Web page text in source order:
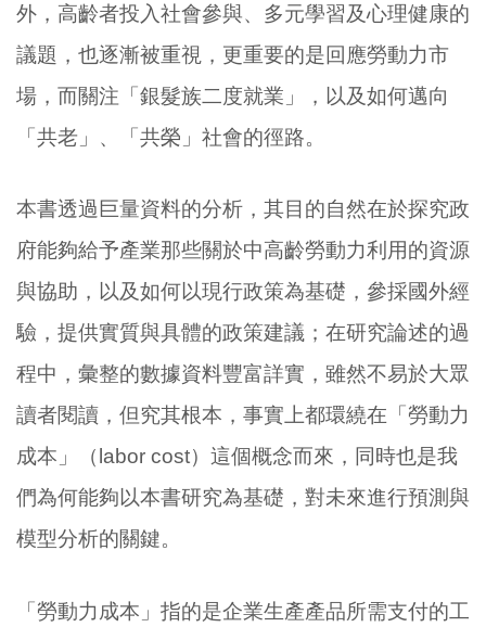
外，高齡者投入社會參與、多元學習及心理健康的
議題，也逐漸被重視，更重要的是回應勞動力市
場，而關注「銀髮族二度就業」，以及如何邁向
「共老」、「共榮」社會的徑路。
本書透過巨量資料的分析，其目的自然在於探究政
府能夠給予產業那些關於中高齡勞動力利用的資源
與協助，以及如何以現行政策為基礎，參採國外經
驗，提供實質與具體的政策建議；在研究論述的過
程中，彙整的數據資料豐富詳實，雖然不易於大眾
讀者閱讀，但究其根本，事實上都環繞在「勞動力
成本」（labor cost）這個概念而來，同時也是我
們為何能夠以本書研究為基礎，對未來進行預測與
模型分析的關鍵。
「勞動力成本」指的是企業生產產品所需支付的工